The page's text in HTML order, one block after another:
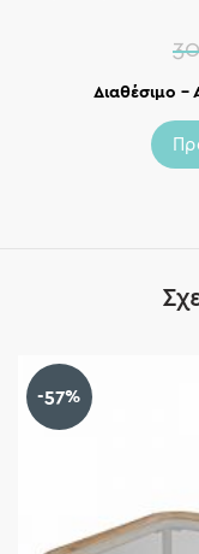
Διαθέσιμο –
-57%